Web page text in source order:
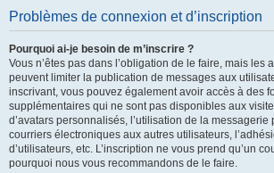
Problèmes de connexion et d’inscription
Pourquoi ai-je besoin de m’inscrire ?
Vous n’êtes pas dans l’obligation de le faire, mais les
peuvent limiter la publication de messages aux
inscrivant, vous pouvez également avoir accès à des
supplémentaires qui ne sont pas disponibles aux
d’avatars personnalisés, l’utilisation de la messagerie
courriers électroniques aux autres utilisateurs,
d’utilisateurs, etc. L’inscription ne vous prend qu’un
pourquoi nous vous recommandons de le faire.